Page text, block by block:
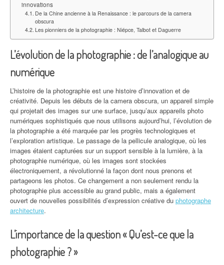
innovations
De la Chine ancienne à la Renaissance : le parcours de la camera
obscura
Les pionniers de la photographie : Niépce, Talbot et Daguerre
L’évolution de la photographie : de l’analogique au
numérique
L’histoire de la photographie est une histoire d’innovation et de
créativité. Depuis les débuts de la camera obscura, un appareil simple
qui projetait des images sur une surface, jusqu’aux appareils photo
numériques sophistiqués que nous utilisons aujourd’hui, l’évolution de
la photographie a été marquée par les progrès technologiques et
l’exploration artistique. Le passage de la pellicule analogique, où les
images étaient capturées sur un support sensible à la lumière, à la
photographie numérique, où les images sont stockées
électroniquement, a révolutionné la façon dont nous prenons et
partageons les photos. Ce changement a non seulement rendu la
photographie plus accessible au grand public, mais a également
ouvert de nouvelles possibilités d’expression créative du photographe
architecture.
L’importance de la question « Qu’est-ce que la
photographie ? »